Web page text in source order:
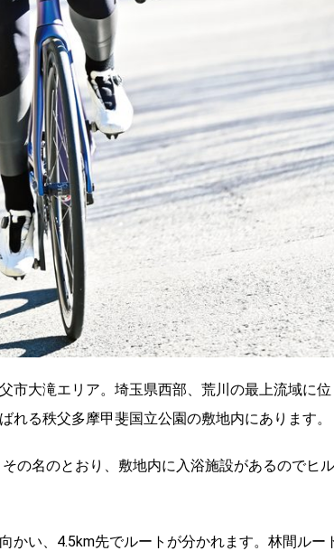
市大滝エリア。埼玉県西部、荒川の最上流域に位
る秩父多摩甲斐国立公園の敷地内にあります。
の名のとおり、敷地内に入浴施設があるのでヒル
かい、4.5km先でルートが分かれます。林間ルー